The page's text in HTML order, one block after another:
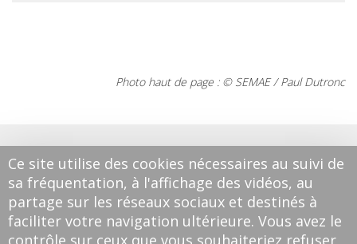
Photo haut de page : © SEMAE / Paul Dutronc
Ce site utilise des cookies nécessaires au suivi de
sa fréquentation, à l'affichage des vidéos, au
partage sur les réseaux sociaux et destinés à
faciliter votre navigation ultérieure. Vous avez le
contrôle sur ceux que vous souhaiteriez refuser